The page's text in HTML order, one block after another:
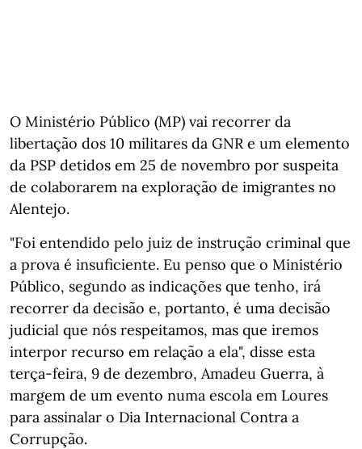
O Ministério Público (MP) vai recorrer da
libertação dos 10 militares da GNR e um elemento
da PSP detidos em 25 de novembro por suspeita
de colaborarem na exploração de imigrantes no
Alentejo.
"Foi entendido pelo juiz de instrução criminal que
a prova é insuficiente. Eu penso que o Ministério
Público, segundo as indicações que tenho, irá
recorrer da decisão e, portanto, é uma decisão
judicial que nós respeitamos, mas que iremos
interpor recurso em relação a ela", disse esta
terça-feira, 9 de dezembro, Amadeu Guerra, à
margem de um evento numa escola em Loures
para assinalar o Dia Internacional Contra a
Corrupção.